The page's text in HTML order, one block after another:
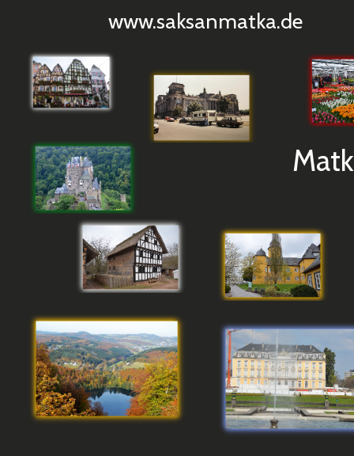
www.saksanmatka.de